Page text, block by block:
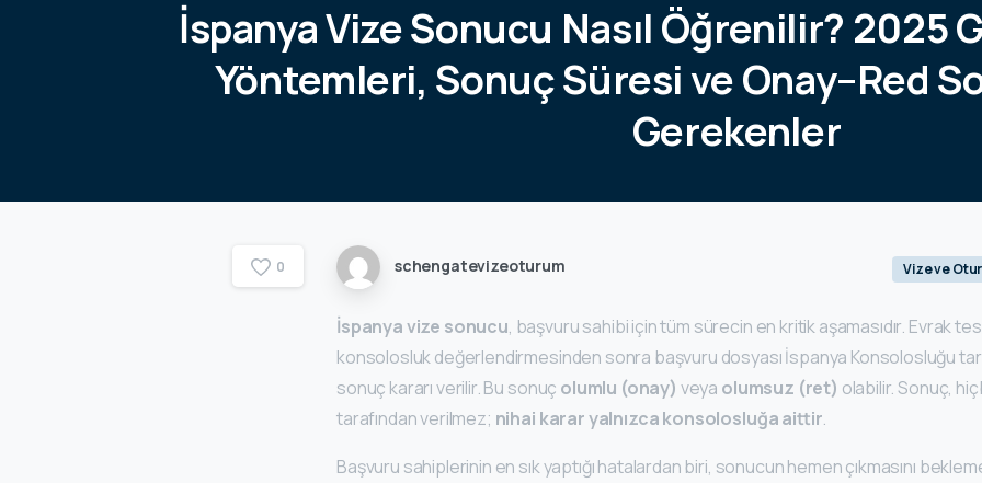
İspanyaVizeSonucu Nasıl Öğrenilir? 2025
Yöntemleri, SonuçSüresiveOnay–Red
Gerekenler
0 schengatevizeoturum Vize ve
İspanya vize sonucu, başvuru sahibi için tüm sürecin en kritik aşamasıdır. Evrak
konsolosluk değerlendirmesinden sonra başvuru dosyası İspanya Konsolosluğu
sonuç kararı verilir. Bu sonuç olumlu (onay) veya olumsuz (ret) olabilir. Sonuç,
tarafından verilmez; nihai karar yalnızca konsolosluğa aittir.
Başvuru sahiplerinin en sık yaptığı hatalardan biri, sonucun hemen çıkmasını